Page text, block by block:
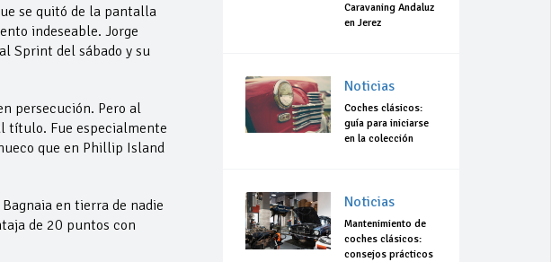
se quitó de la pantalla
indeseable. Jorge
Sprint del sábado y su
persecución. Pero al
título. Fue especialmente
que en Phillip Island
en tierra de nadie
de 20 puntos con
Caravaning Andaluz
en Jerez
Noticias
Coches clásicos:
guía para iniciarse
en la colección
Noticias
Mantenimiento de
coches clásicos:
consejos prácticos